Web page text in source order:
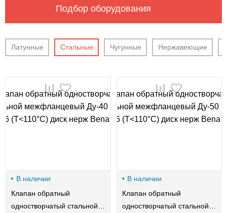
Подбор оборудования
Латунные Стальные Чугунные Нержавеющие
В наличии
Клапан обратный
одностворчатый стальной…
В наличии
Клапан обратный
одностворчатый стальной…
info@example.com
8-
00-
00